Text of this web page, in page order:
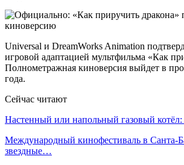
Universal и DreamWorks Animation
игровой адаптацией мультфильма «Как
Полнометражная киноверсия выйдет в
года.
Сейчас читают
Настенный или напольный газовый
Международный кинофестиваль в Санта-
звездные…